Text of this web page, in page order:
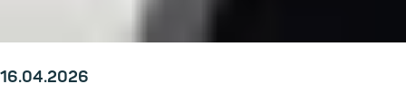
16.04.2026